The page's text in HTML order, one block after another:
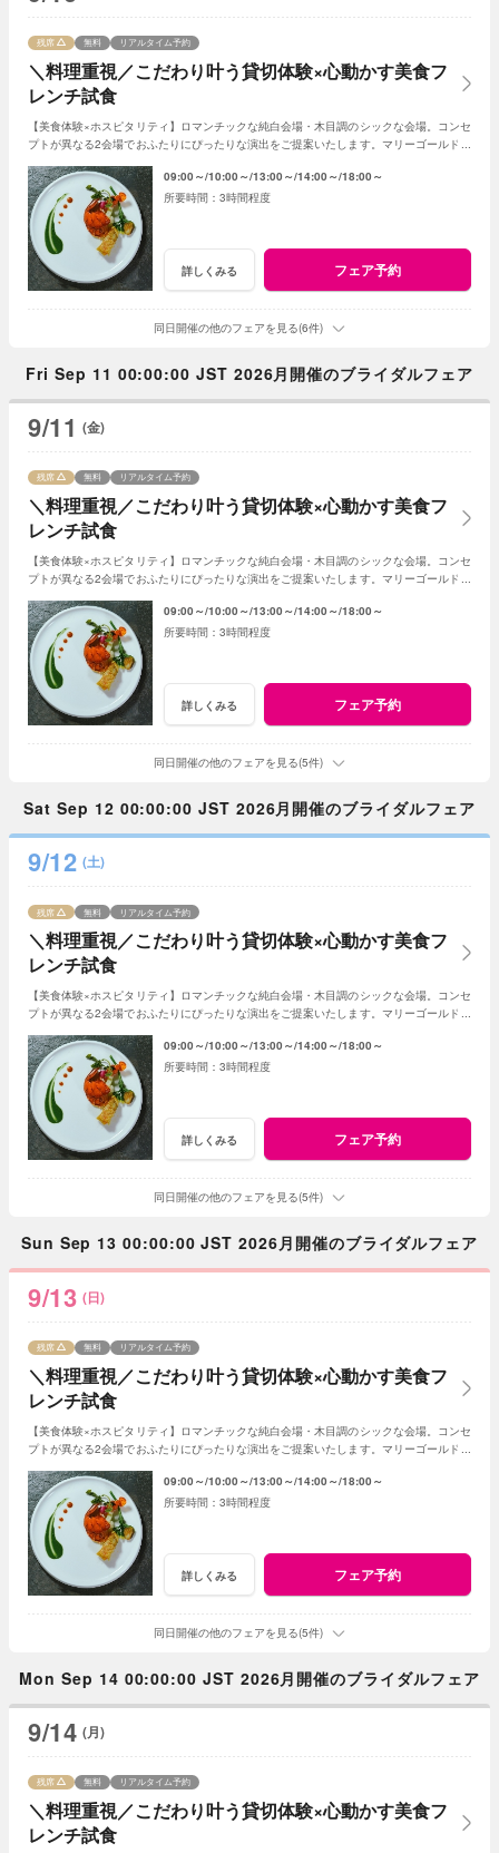
＼料理重視／こだわり叶う貸切体験×心動かす美食フ
レンチ試食
残席 無料 リアルタイム予約
【美食体験×ホスピタリティ】ロマンチックな純白会場・木目調のシックな会場。コンセ
プトが異なる2会場でおふたりにぴったりな演出をご提案いたします。マリーゴールド名
09:00～ 10:00～ 13:00～ 14:00～ 18:00～
3時間程度
詳しくみる フェア予約
同日開催の他のフェアを見る(6件)
Fri Sep 11 00:00:00 JST 2026月開催のブライダルフェア
9/11 (金)
＼料理重視／こだわり叶う貸切体験×心動かす美食フ
レンチ試食
残席 無料 リアルタイム予約
【美食体験×ホスピタリティ】ロマンチックな純白会場・木目調のシックな会場。コンセ
プトが異なる2会場でおふたりにぴったりな演出をご提案いたします。マリーゴールド名
09:00～ 10:00～ 13:00～ 14:00～ 18:00～
3時間程度
詳しくみる フェア予約
同日開催の他のフェアを見る(5件)
Sat Sep 12 00:00:00 JST 2026月開催のブライダルフェア
9/12 (土)
＼料理重視／こだわり叶う貸切体験×心動かす美食フ
レンチ試食
残席 無料 リアルタイム予約
【美食体験×ホスピタリティ】ロマンチックな純白会場・木目調のシックな会場。コンセ
プトが異なる2会場でおふたりにぴったりな演出をご提案いたします。マリーゴールド名
09:00～ 10:00～ 13:00～ 14:00～ 18:00～
3時間程度
詳しくみる フェア予約
同日開催の他のフェアを見る(5件)
Sun Sep 13 00:00:00 JST 2026月開催のブライダルフェア
9/13 (日)
＼料理重視／こだわり叶う貸切体験×心動かす美食フ
レンチ試食
残席 無料 リアルタイム予約
【美食体験×ホスピタリティ】ロマンチックな純白会場・木目調のシックな会場。コンセ
プトが異なる2会場でおふたりにぴったりな演出をご提案いたします。マリーゴールド名
09:00～ 10:00～ 13:00～ 14:00～ 18:00～
3時間程度
詳しくみる フェア予約
同日開催の他のフェアを見る(5件)
Mon Sep 14 00:00:00 JST 2026月開催のブライダルフェア
9/14 (月)
＼料理重視／こだわり叶う貸切体験×心動かす美食フ
レンチ試食
残席 無料 リアルタイム予約